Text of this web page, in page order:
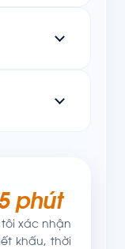
phút
xác nhận
khấu, thời